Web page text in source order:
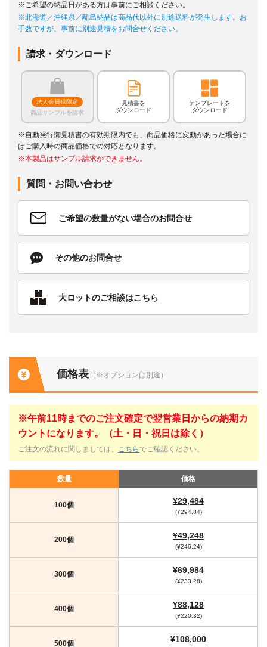
※ご希望の納品日がある方は事前にご相談ください。
※北海道／沖縄県／離島納品は商品代以外に別途送料が発生します。お
手数ですが、事前に別途見積をお問合せください。
請求・ダウンロード
法人会員様限定
商品サンプルを請求
見積書を
ダウンロード
テンプレートを
ダウンロード
※自動発行御見積書の有効期限内でも、商品価格に変動があった場合に
はご購入時の商品価格での対応となります。
※本製品はサンプル請求ができません。
質問・お問い合わせ
ご希望の数量がない場合のお問合せ
その他のお問合せ
大ロットのご相談はこちら
価格表 （※オプションは別途）
※午前11時までのご注文確定で翌営業日からの納期カ
ウントになります。（土・日・祝日は除く）
ご注文の流れに関しましては、 こちら でご確認ください。
数量 価格
100個 ¥29,484
(¥294.84)
200個 ¥49,248
(¥246.24)
300個 ¥69,984
(¥233.28)
400個 ¥88,128
(¥220.32)
500個 ¥108,000